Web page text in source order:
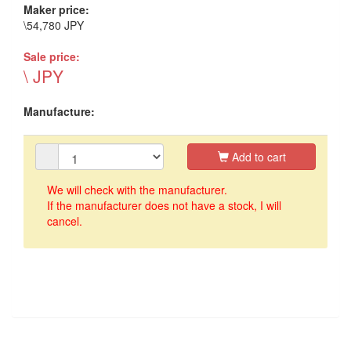
Maker price:
\54,780 JPY
Sale price:
\ JPY
Manufacture:
Add to cart
We will check with the manufacturer.
If the manufacturer does not have a stock, I will
cancel.